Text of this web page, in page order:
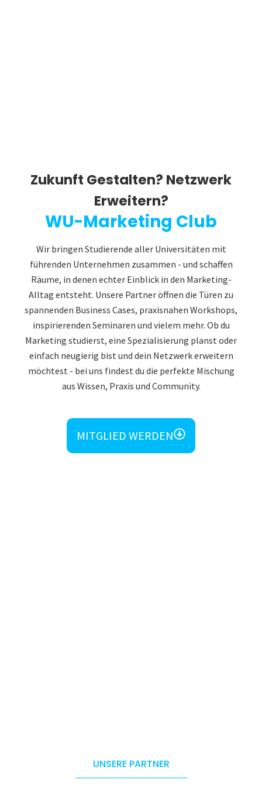
Zukunft Gestalten? Netzwerk
Erweitern?
WU-Marketing Club
Wir bringen Studierende aller Universitäten mit
führenden Unternehmen zusammen - und schaffen
Räume, in denen echter Einblick in den Marketing-
Alltag entsteht. Unsere Partner öffnen die Türen zu
spannenden Business Cases, praxisnahen Workshops,
inspirierenden Seminaren und vielem mehr. Ob du
Marketing studierst, eine Spezialisierung planst oder
einfach neugierig bist und dein Netzwerk erweitern
möchtest - bei uns findest du die perfekte Mischung
aus Wissen, Praxis und Community.
MITGLIED WERDEN
UNSERE PARTNER